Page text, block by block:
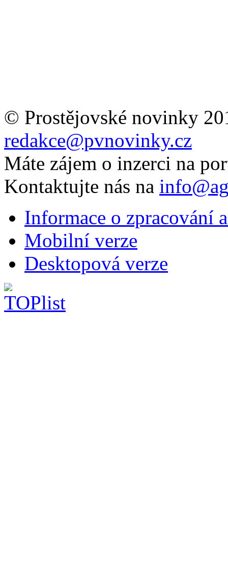
© Prostějovské novinky
redakce@pvnovinky.cz
Máte zájem o inzerci na
Kontaktujte nás na
Informace o zpracování
Mobilní verze
Desktopová verze